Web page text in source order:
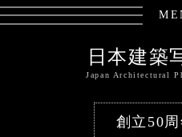
日本建築
Japan Architectural
創立50